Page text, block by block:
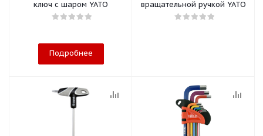
ключ с шаром YATO
Подробнее
вращательной ручкой YATO